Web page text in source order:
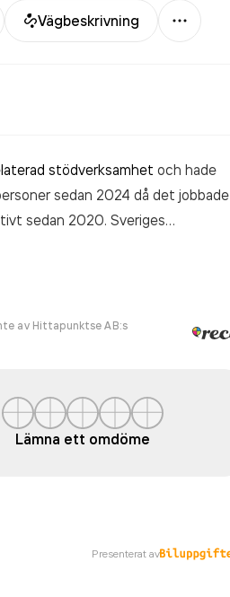
Vägbeskrivning
Mer
stödverksamhet och hade
sedan 2024 då det jobbade
sedan 2020. Sveriges
av Hittapunktse AB:s
Lämna ett omdöme
Presenterat av